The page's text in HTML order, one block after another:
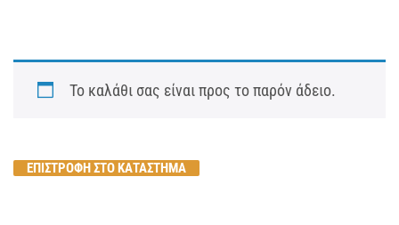
Το καλάθι σας είναι προς το παρόν άδειο.
ΕΠΙΣΤΡΟΦΗ ΣΤΟ ΚΑΤΑΣΤΗΜΑ